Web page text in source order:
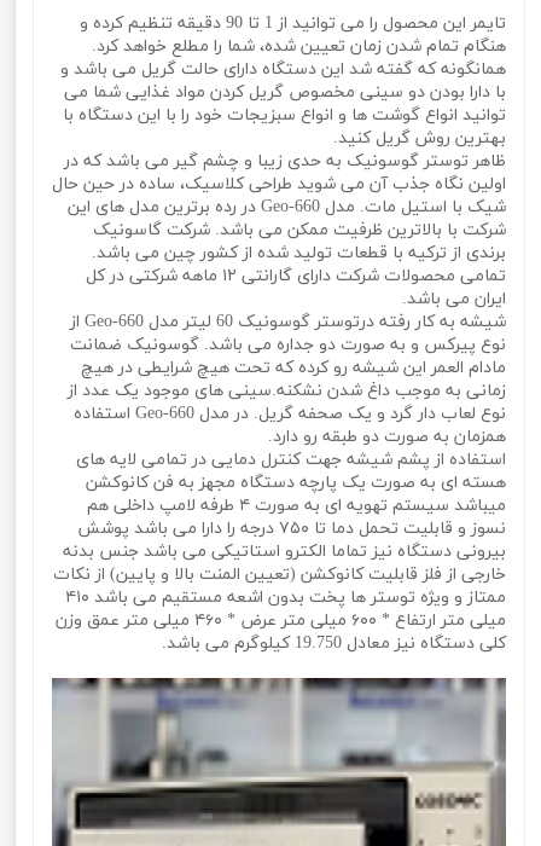
تایمر این محصول را می توانید از 1 تا 90 دقیقه تنظیم کرده و
هنگام تمام شدن زمان تعیین شده، شما را مطلع خواهد کرد.
همانگونه که گفته شد این دستگاه دارای حالت گریل می باشد و
با دارا بودن دو سینی مخصوص گریل کردن مواد غذایی شما می
توانید انواع گوشت ها و انواع سبزیجات خود را با این دستگاه با
بهترین روش گریل کنید.
ظاهر توستر گوسونیک به حدی زیبا و چشم گیر می باشد که در
اولین نگاه جذب آن می شوید طراحی کلاسیک، ساده در حین حال
شیک با استیل مات. مدل Geo-660 در رده برترین مدل های این
شرکت با بالاترین ظرفیت ممکن می باشد. شرکت گاسونیک
برندی از ترکیه با قطعات تولید شده از کشور چین می باشد.
تمامی محصولات شرکت دارای گارانتی ۱۲ ماهه شرکتی در کل
ایران می باشد.
شیشه به کار رفته درتوستر گوسونیک 60 لیتر مدل Geo-660 از
نوع پیرکس و به صورت دو جداره می باشد. گوسونیک ضمانت
مادام العمر این شیشه رو کرده که تحت هیچ شرایطی در هیچ
زمانی به موجب داغ شدن نشکنه.سینی های موجود یک عدد از
نوع لعاب دار گرد و یک صحفه گریل. در مدل Geo-660 استفاده
همزمان به صورت دو طبقه رو دارد.
استفاده از پشم شیشه جهت کنترل دمایی در تمامی لایه های
هسته ای به صورت یک پارچه دستگاه مجهز به فن کانوکشن
میباشد سیستم تهویه ای به صورت ۴ طرفه لامپ داخلی هم
نسوز و قابلیت تحمل دما تا ۷۵۰ درجه را دارا می باشد پوشش
بیرونی دستگاه نیز تماما الکترو استاتیکی می باشد جنس بدنه
خارجی از فلز قابلیت کانوکشن (تعیین المنت بالا و پایین) از نکات
ممتاز و ویژه توستر ها پخت بدون اشعه مستقیم می باشد ۴۱۰
میلی متر ارتفاع * ۶۰۰ میلی متر عرض * ۴۶۰ میلی متر عمق وزن
کلی دستگاه نیز معادل 19.750 کیلوگرم می باشد.